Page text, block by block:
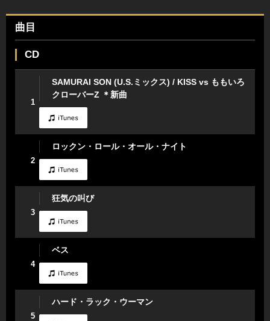
曲目
CD
1
SAMURAI SON (U.S.ミックス) / KISS vs ももいろ
クローバーZ ＊新曲
2
ロックン・ロール・オール・ナイト
3
狂気の叫び
4
ベス
5
ハード・ラック・ウーマン